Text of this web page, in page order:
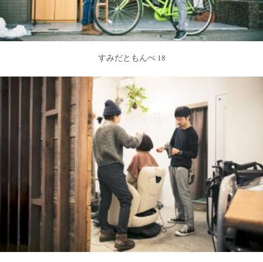
すみだともんぺ 18